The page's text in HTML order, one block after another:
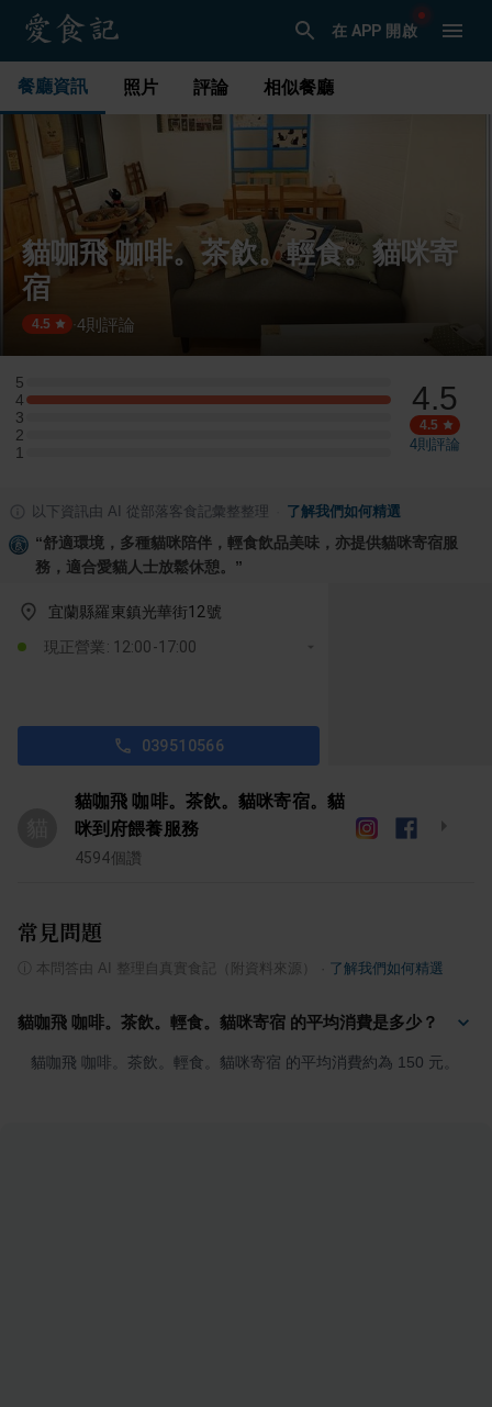
在 APP 開啟
餐廳資訊 照片 評論 相似餐廳
貓咖飛 咖啡。茶飲。輕食。貓咪寄
宿
4.5 ·4則評論
5
5 星：0 則評論
4
4 星：2 則評論
3
3 星：0 則評論
2
2 星：0 則評論
1
1 星：0 則評論
4.5
4.5
4則評論
以下資訊由 AI 從部落客食記彙整整理 了解我們如何精選
“舒適環境，多種貓咪陪伴，輕食飲品美味，亦提供貓咪寄宿服
務，適合愛貓人士放鬆休憩。 ”
宜蘭縣羅東鎮光華街12號
現正營業: 12:00-17:00
039510566
貓咖飛 咖啡。茶飲。貓咪寄宿。貓
咪到府餵養服務
4594個讚
常見問題
本問答由 AI 整理自真實食記（附資料來源） 了解我們如何精選
貓咖飛 咖啡。茶飲。輕食。貓咪寄宿 的平均消費是多少？
貓咖飛 咖啡。茶飲。輕食。貓咪寄宿 的平均消費約為 150 元。